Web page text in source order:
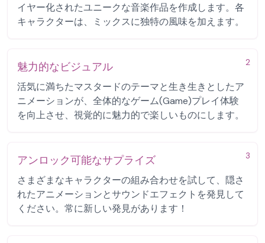
イヤー化されたユニークな音楽作品を作成します。各
キャラクターは、ミックスに独特の風味を加えます。
2
魅力的なビジュアル
活気に満ちたマスタードのテーマと生き生きとしたア
ニメーションが、全体的なゲーム(Game)プレイ体験
を向上させ、視覚的に魅力的で楽しいものにします。
3
アンロック可能なサプライズ
さまざまなキャラクターの組み合わせを試して、隠さ
れたアニメーションとサウンドエフェクトを発見して
ください。常に新しい発見があります！